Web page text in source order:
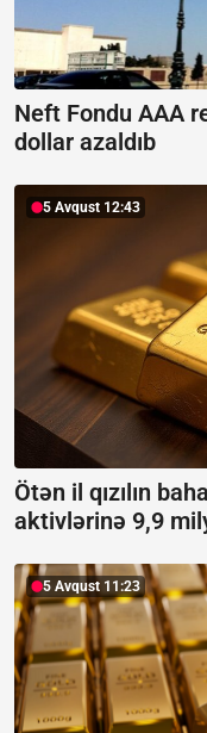
Neft Fondu AAA
dollar azaldıb
5 Avqust 12:43
Ötən il qızılın
aktivlərinə 9,9
5 Avqust 11:23